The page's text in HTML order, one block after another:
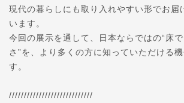
現代の暮らしにも取り入れやすい形でお届
います。
今回の展示を通して、日本ならではの“床
さ”を、より多くの方に知っていただける
す。
////////////////////////////